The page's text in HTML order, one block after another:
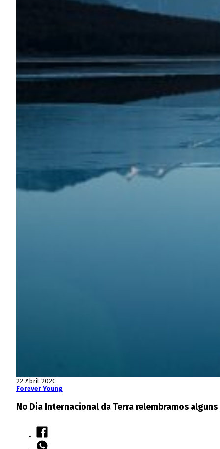
22 Abril 2020
Forever Young
No Dia Internacional da Terra relembramos